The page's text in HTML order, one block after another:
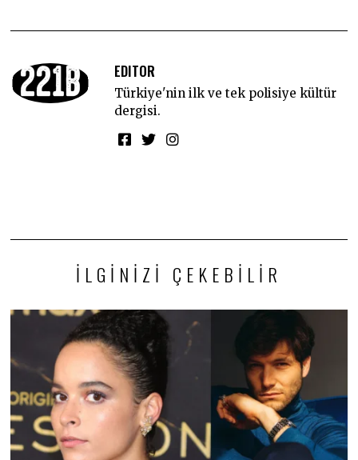
EDITOR
Türkiye'nin ilk ve tek polisiye kültür
dergisi.
İLGINIZI ÇEKEBILIR